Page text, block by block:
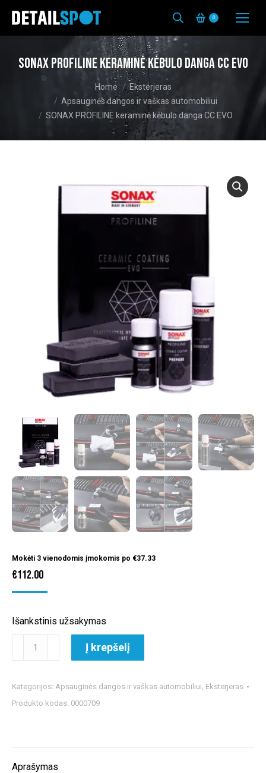
0
SONAX PROFILINE keraminė kėbulo danga CC EVO
You are here: Home
Eksterjeras
Apsauginės dangos ir vaškas automobiliui
SONAX PROFILINE keraminė kėbulo danga CC EVO
Mokėti 3 vienodomis įmokomis po €37.33
€112.00
Išankstinis užsakymas
produkto
PROFILINE
keraminė
EVO
Į krepšelį
Kategorijos: Apsauginės dangos ir vaškas automobiliui, Eksterjeras
Produkto kodas: 0000709
Aprašymas